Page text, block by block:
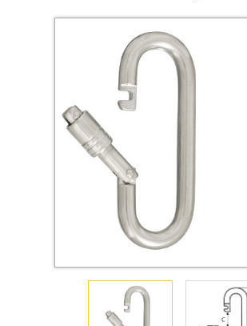
Дюймовый крепёж
Заклепки (Гайки-Заклепки)
Инструмент
Крюки, кольца с метрической
Крюки, кольца с шурупной
Оснастка и аксессуары для яхт